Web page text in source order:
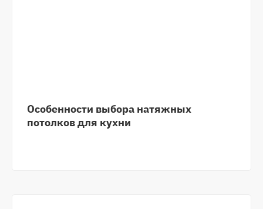
Особенности выбора натяжных
потолков для кухни